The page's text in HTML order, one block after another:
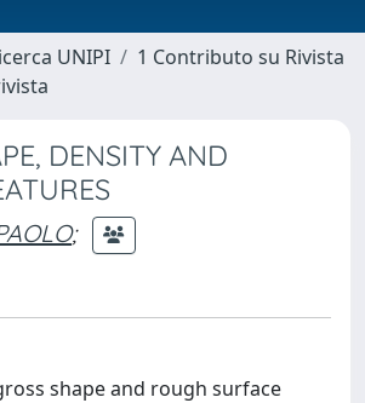
UNIPI
1 Contributo su Rivista
DENSITY AND
;
shape and rough surface